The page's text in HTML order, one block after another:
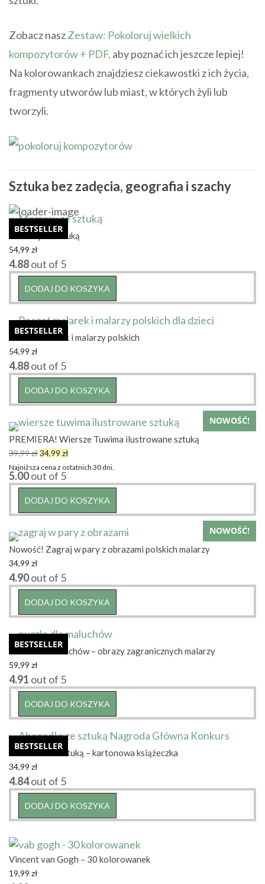
Zobacz naszZestaw: Pokoloruj wielkich
kompozytorów + PDF, aby poznać ich jeszcze lepiej!
Na kolorowankach znajdziesz ciekawostki z ich życia,
fragmenty utworów lub miast, w których żyli lub
tworzyli.
Sztuka bez zadęcia, geografia i szachy
BESTSELLER
Memory ze sztuką
54,99 zł
4.88out of 5
DODAJ DO KOSZYKA
BESTSELLER
Poczet malarek i malarzy polskich
54,99 zł
4.88out of 5
DODAJ DO KOSZYKA
NOWOŚĆ!
PREMIERA! Wiersze Tuwima ilustrowane sztuką
39,99złPierwotna
cena
wynosiła:
34,99 zł
cena
wynosi:
Najniższa cena z ostatnich 30 dni.
5.00out of 5
DODAJ DO KOSZYKA
NOWOŚĆ!
Nowość! Zagraj w pary z obrazami polskich malarzy
34,99 zł
4.90out of 5
DODAJ DO KOSZYKA
BESTSELLER
Puzzle dla maluchów – obrazy zagranicznych malarzy
59,99 zł
4.91 out of 5
DODAJ DO KOSZYKA
BESTSELLER
Abecadło ze sztuką – kartonowa książeczka
34,99 zł
4.84out of 5
DODAJ DO KOSZYKA
Vincent van Gogh – 30 kolorowanek
19,99 zł